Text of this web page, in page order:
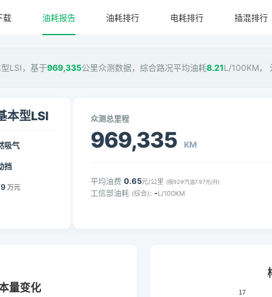
载 油耗报告 油耗排行 电耗排行 插混排行
LSI，基于969,335公里众测数据，综合路况平均油耗8.21L/100KM，
本型LSI
吸气
挡
万元
众测总里程
969,335 KM
平均油费 0.65元/公里 (按92#汽油7.97元/升)
工信部油耗 (综合): -L/100KM